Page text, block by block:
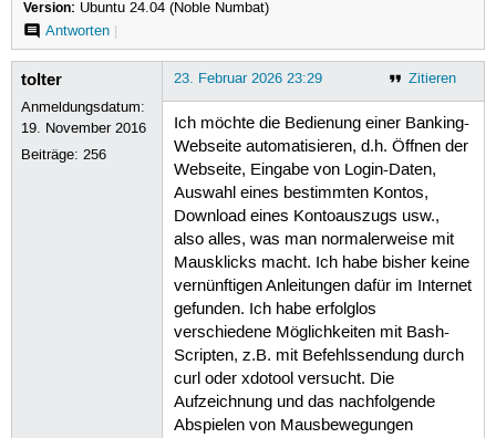
Version: Ubuntu 24.04 (Noble Numbat)
Antworten|
tolter
Anmeldungsdatum:
19. November 2016
Beiträge:256
Zitieren
23. Februar 2026 23:29
Ich möchte die Bedienung einer Banking-
Webseite automatisieren, d.h. Öffnen der
Webseite, Eingabe von Login-Daten,
Auswahl eines bestimmten Kontos,
Download eines Kontoauszugs usw.,
also alles, was man normalerweise mit
Mausklicks macht. Ich habe bisher keine
vernünftigen Anleitungen dafür im Internet
gefunden. Ich habe erfolglos
verschiedene Möglichkeiten mit Bash-
Scripten, z.B. mit Befehlssendung durch
curl oder xdotool versucht. Die
Aufzeichnung und das nachfolgende
Abspielen von Mausbewegungen